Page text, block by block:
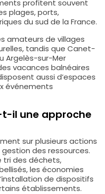
profitent souvent
plages, ports,
du sud de la France.
amateurs de villages
tandis que Canet-
Argelès-sur-Mer
vacances balnéaires
aussi d’espaces
événements
il une approche
sur plusieurs actions
des ressources.
tri des déchets,
les économies
de dispositifs
établissements.